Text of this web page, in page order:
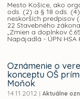
Mesto Košice, ako
ods. (2) a § 18 ods.
neskorších predpisov
22 Stavebného
„Zmien a doplnkov
Napájadlá - ÚPN HSA
Oznámenie o
konceptu OŠ
Moňok
14.11.2012 | Aktuálne